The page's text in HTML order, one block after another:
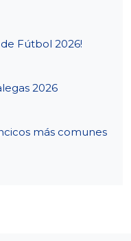
Fútbol 2026!
2026
más comunes